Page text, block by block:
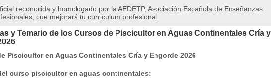
reconocida y homologado por la AEDETP, Asociación Española de Enseñanzas
que mejorará tu curriculum profesional
y Temario de los Cursos de Piscicultor en Aguas Continentales Cría y
curso piscicultor en aguas continentales: